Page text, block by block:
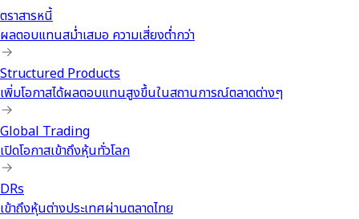
ตราสารหนี้
ผลตอบแทนสม่ำเสมอ ความเสี่ยงต่ำกว่า
Structured Products
เพิ่มโอกาสได้ผลตอบแทนสูงขึ้นในสถานการณ์ตลาดต่างๆ
Global Trading
เปิดโอกาสเข้าถึงหุ้นทั่วโลก
DRs
เข้าถึงหุ้นต่างประเทศผ่านตลาดไทย